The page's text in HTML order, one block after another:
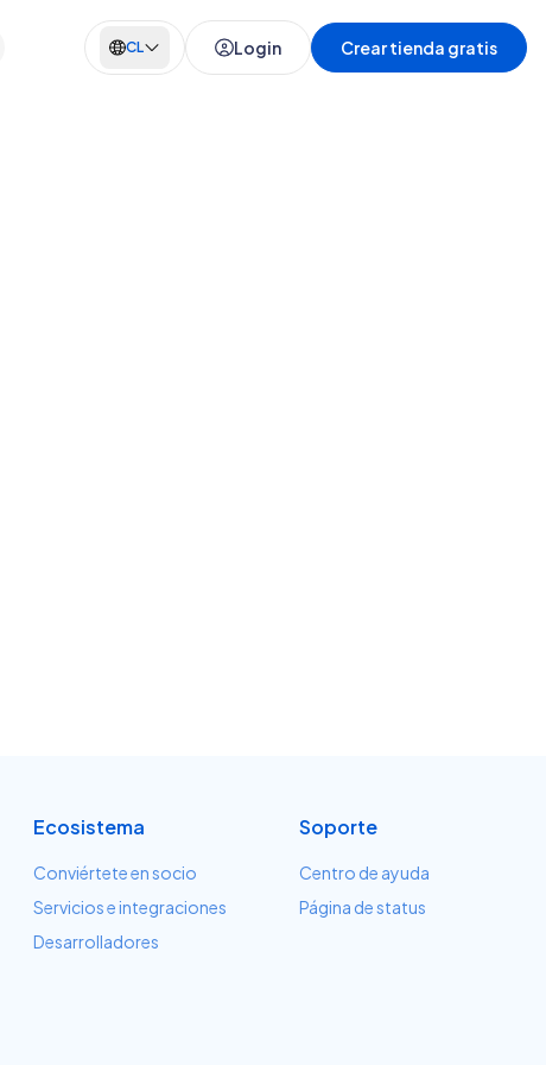
CL Login Crear tienda gratis
Ecosistema
Conviértete en socio
Servicios e integraciones
Desarrolladores
Soporte
Centro de ayuda
Página de status